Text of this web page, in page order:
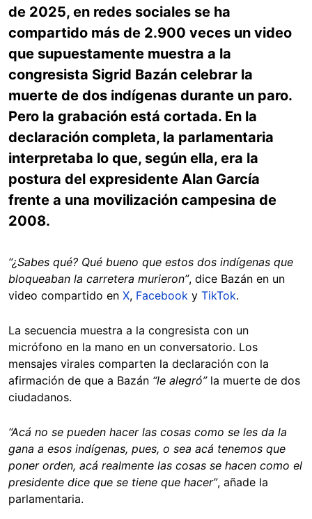
de 2025, en redes sociales se ha
compartido más de 2.900 veces un video
que supuestamente muestra a la
congresista Sigrid Bazán celebrar la
muerte de dos indígenas durante un paro.
Pero la grabación está cortada. En la
declaración completa, la parlamentaria
interpretaba lo que, según ella, era la
postura del expresidente Alan García
frente a una movilización campesina de
2008.
“¿Sabes qué? Qué bueno que estos dos indígenas que
bloqueaban la carretera murieron”, dice Bazán en un
video compartido en X, Facebook y TikTok.
La secuencia muestra a la congresista con un
micrófono en la mano en un conversatorio. Los
mensajes virales comparten la declaración con la
afirmación de que a Bazán “le alegró”la muerte de dos
ciudadanos.
“Acá no se pueden hacer las cosas como se les da la
gana a esos indígenas, pues, o sea acá tenemos que
poner orden, acá realmente las cosas se hacen como el
presidente dice que se tiene que hacer”, añade la
parlamentaria.